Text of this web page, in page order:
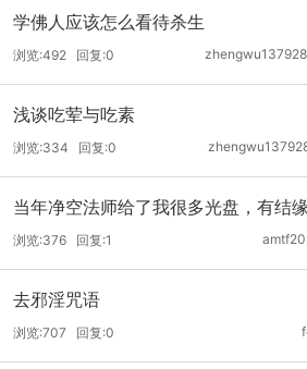
学佛人应该怎么看待杀生
浏览:492 回复:0
浅谈吃荤与吃素
浏览:334 回复:0
当年净空法师给了我很多光盘，有结
浏览:376 回复:1
去邪淫咒语
浏览:707 回复:0